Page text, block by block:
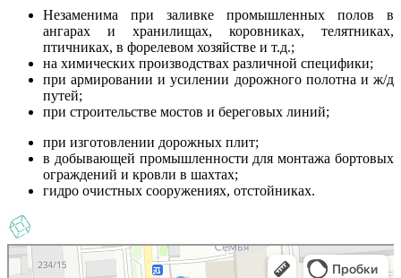
Незаменима при заливке промышленных полов в
ангарах и хранилищах, коровниках, телятниках,
птичниках, в форелевом хозяйстве и т.д.;
на химических производствах различной специфики;
при армировании и усилении дорожного полотна и ж/д
путей;
при строительстве мостов и береговых линий;
при изготовлении дорожных плит;
в добывающей промышленности для монтажа бортовых
ограждений и кровли в шахтах;
гидро очистных сооружениях, отстойниках.